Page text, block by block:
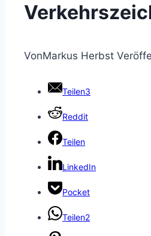
VonMarkus Herbst
Teilen3
Reddit
Teilen
LinkedIn
Pocket
Teilen2